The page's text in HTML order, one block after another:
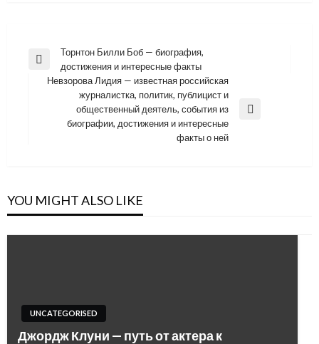
Навигация
записям
Previous
Торнтон Билли Боб — биография,
достижения и интересные факты
Невзорова Лидия — известная российская
журналистка, политик, публицист и
общественный деятель, события из
биографии, достижения и интересные
факты о ней
YOU MIGHT ALSO LIKE
UNCATEGORISED
Джордж Клуни — путь от актера к